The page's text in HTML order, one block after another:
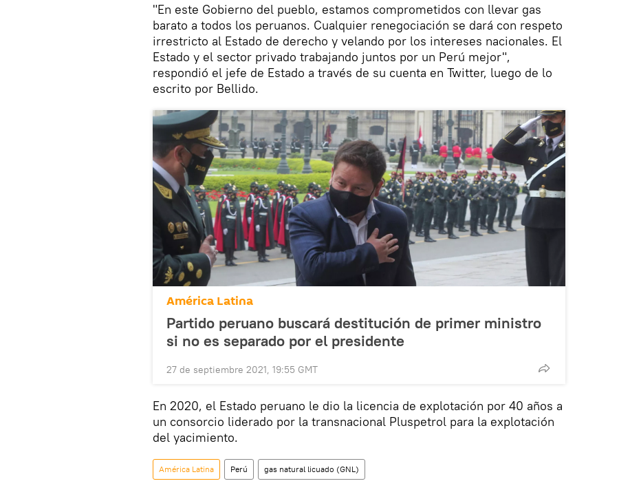
"En este Gobierno del pueblo, estamos comprometidos con llevar gas
barato a todos los peruanos. Cualquier renegociación se dará con respeto
irrestricto al Estado de derecho y velando por los intereses nacionales. El
Estado y el sector privado trabajando juntos por un Perú mejor",
respondió el jefe de Estado a través de su cuenta en Twitter, luego de lo
escrito por Bellido.
América Latina
Partido peruano buscará destitución de primer ministro
si no es separado por el presidente
27 de septiembre 2021, 19:55 GMT
En 2020, el Estado peruano le dio la licencia de explotación por 40 años a
un consorcio liderado por la transnacional Pluspetrol para la explotación
del yacimiento.
América Latina Perú gas natural licuado (GNL)